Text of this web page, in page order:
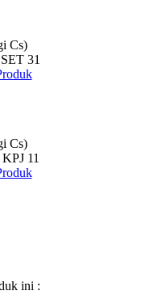
Cs)
31
Cs)
11
ini :